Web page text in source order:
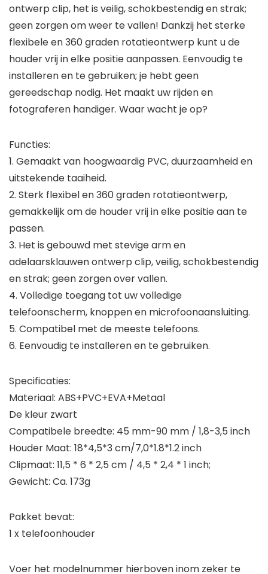
ontwerp clip, het is veilig, schokbestendig en strak;
geen zorgen om weer te vallen! Dankzij het sterke
flexibele en 360 graden rotatieontwerp kunt u de
houder vrij in elke positie aanpassen. Eenvoudig te
installeren en te gebruiken; je hebt geen
gereedschap nodig. Het maakt uw rijden en
fotograferen handiger. Waar wacht je op?
Functies:
1. Gemaakt van hoogwaardig PVC, duurzaamheid en
uitstekende taaiheid.
2. Sterk flexibel en 360 graden rotatieontwerp,
gemakkelijk om de houder vrij in elke positie aan te
passen.
3. Het is gebouwd met stevige arm en
adelaarsklauwen ontwerp clip, veilig, schokbestendig
en strak; geen zorgen over vallen.
4. Volledige toegang tot uw volledige
telefoonscherm, knoppen en microfoonaansluiting.
5. Compatibel met de meeste telefoons.
6. Eenvoudig te installeren en te gebruiken.
Specificaties:
Materiaal: ABS+PVC+EVA+Metaal
De kleur zwart
Compatibele breedte: 45 mm-90 mm / 1,8-3,5 inch
Houder Maat: 18*4,5*3 cm/7,0*1.8*1.2 inch
Clipmaat: 11,5 * 6 * 2,5 cm / 4,5 * 2,4 * 1 inch;
Gewicht: Ca. 173g
Pakket bevat:
1 x telefoonhouder
Voer het modelnummer hierboven inom zeker te